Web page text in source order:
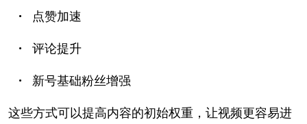
·
点赞加速
·
评论提升
·
新号基础粉丝增强
这些方式可以提高内容的初始权重，让视频更容易进